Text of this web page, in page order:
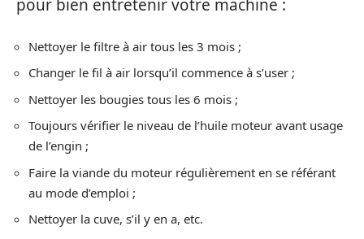
pour bien entretenir votre machine :
Nettoyer le filtre à air tous les 3 mois ;
Changer le fil à air lorsqu’il commence à s’user ;
Nettoyer les bougies tous les 6 mois ;
Toujours vérifier le niveau de l’huile moteur avant usage
de l’engin ;
Faire la viande du moteur régulièrement en se référant
au mode d’emploi ;
Nettoyer la cuve, s’il y en a, etc.